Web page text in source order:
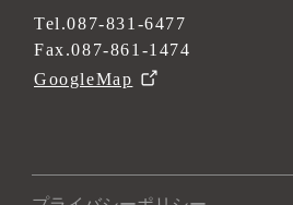
Tel.087-831-6477
Fax.087-861-1474
GoogleMap